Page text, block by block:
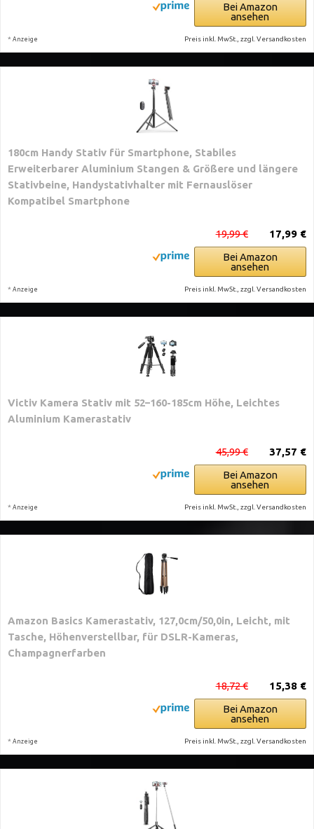
Bei Amazon
ansehen
* Anzeige Preis inkl. MwSt., zzgl. Versandkosten
180cm Handy Stativ für Smartphone, Stabiles
Erweiterbarer Aluminium Stangen & Größere und längere
Stativbeine, Handystativhalter mit Fernauslöser
Kompatibel Smartphone
17,99 €
19,99 €
Bei Amazon
ansehen
* Anzeige Preis inkl. MwSt., zzgl. Versandkosten
Victiv Kamera Stativ mit 52–160-185cm Höhe, Leichtes
Aluminium Kamerastativ
37,57 €
45,99 €
Bei Amazon
ansehen
* Anzeige Preis inkl. MwSt., zzgl. Versandkosten
Amazon Basics Kamerastativ, 127,0cm/50,0in, Leicht, mit
Tasche, Höhenverstellbar, für DSLR-Kameras,
Champagnerfarben
15,38 €
18,72 €
Bei Amazon
ansehen
* Anzeige Preis inkl. MwSt., zzgl. Versandkosten